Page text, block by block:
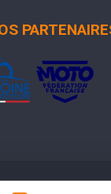
pour responsable.